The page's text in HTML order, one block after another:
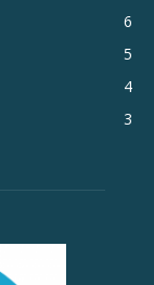
6
5
4
3